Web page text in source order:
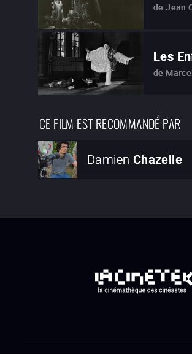
de Jean
Les
de
CE FILM EST RECOMMANDÉ PAR
Damien Chazelle